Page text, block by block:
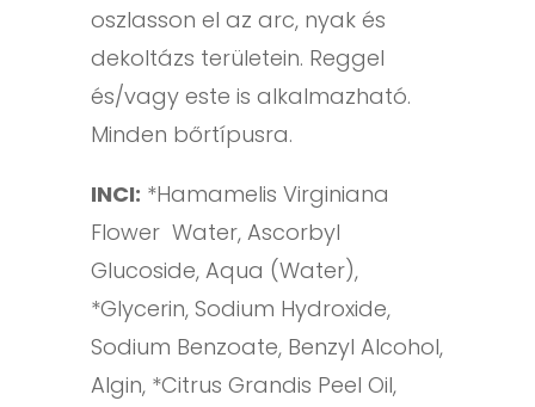
oszlasson el az arc, nyak és
dekoltázs területein. Reggel
és/vagy este is alkalmazható.
Minden bőrtípusra.
INCI: *Hamamelis Virginiana
Flower Water, Ascorbyl
Glucoside, Aqua (Water),
*Glycerin, Sodium Hydroxide,
Sodium Benzoate, Benzyl Alcohol,
Algin, *Citrus Grandis Peel Oil,